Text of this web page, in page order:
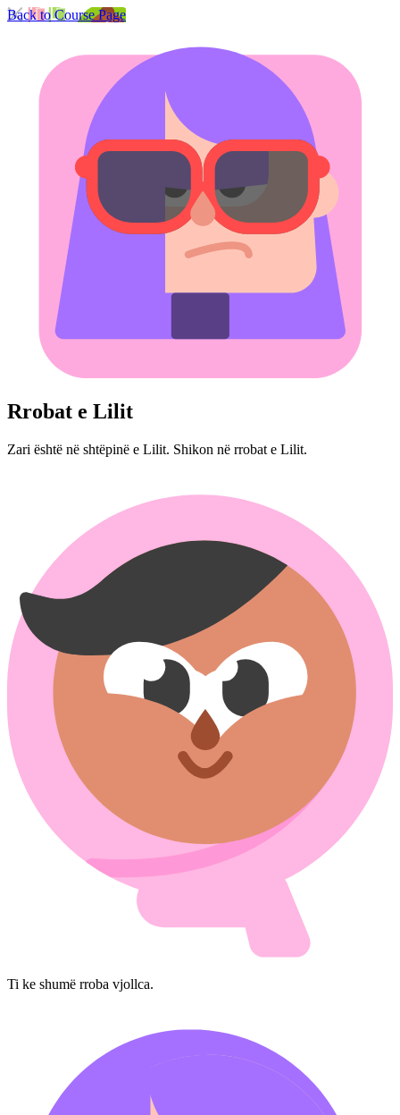
Back to Course Page
Rrobat e Lilit
Zari është në shtëpinë e Lilit. Shikon në rrobat e Lilit.
Ti ke shumë rroba vjollca.